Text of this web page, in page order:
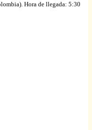
Hora de llegada: 5:30